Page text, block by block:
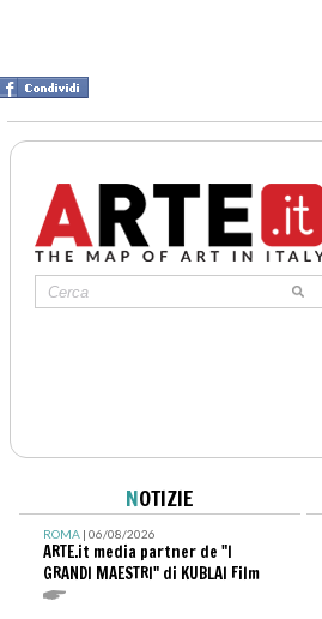
NOTIZIE
ROMA| 06/08/2026
ARTE.it media partner de "I
GRANDI MAESTRI" di KUBLAI Film